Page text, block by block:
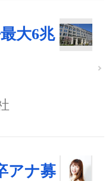
大6兆
アナ募